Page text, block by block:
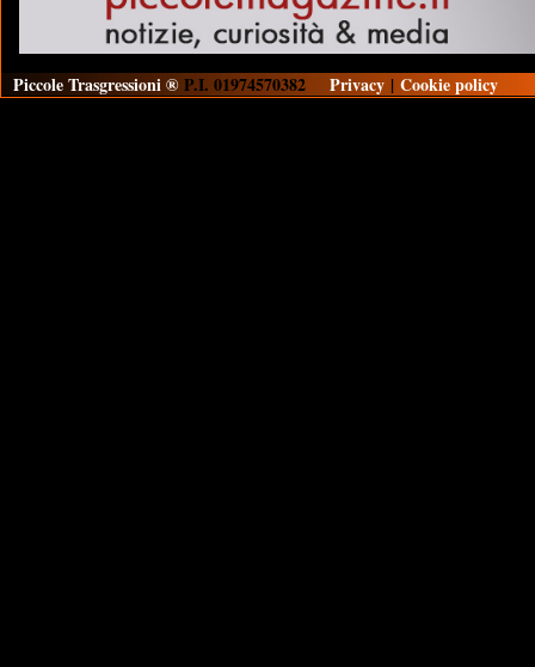
Piccole Trasgressioni ® P.I. 01974570382 Privacy | Cookie policy